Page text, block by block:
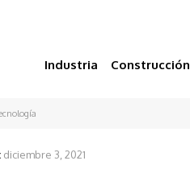
Industria Construcción
diciembre 3, 2021